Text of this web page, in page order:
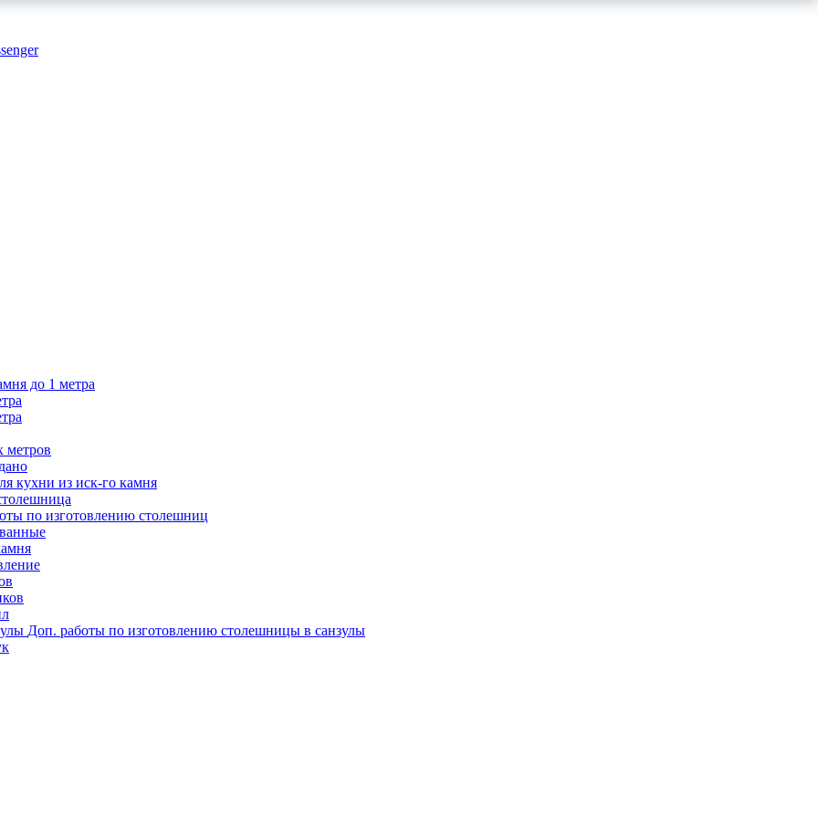
до 1 метра
метров
кухни из иск-го камня
по изготовлению столешниц
Доп. работы по изготовлению столешницы в санзулы